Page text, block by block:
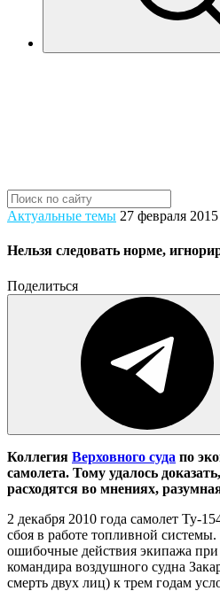
Актуальные темы 27 февраля 2015
Нельзя следовать норме,
Поделиться
Коллегия Верховного суда по
самолета. Тому удалось
расходятся во мнениях,
2 декабря 2010 года самолет Ту-
сбоя в работе топливной
ошибочные действия экипажа
командира воздушного судна
смерть двух лиц) к трем годам